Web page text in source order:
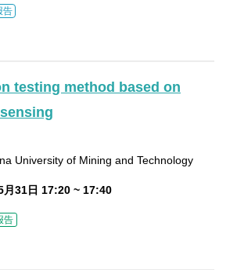
告
testing method based on
University of Mining and Technology
月31日 17:20 ~ 17:40
告